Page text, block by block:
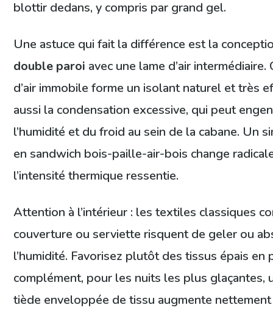
blottir dedans, y compris par grand gel.
Une astuce qui fait la différence est la
double paroi avec une lame d’air
d’air immobile forme un isolant naturel et très
aussi la condensation excessive, qui peut
l’humidité et du froid au sein de la cabane. Un
en sandwich bois-paille-air-bois change
l’intensité thermique ressentie.
Attention à l’intérieur : les textiles classiques
couverture ou serviette risquent de geler ou
l’humidité. Favorisez plutôt des tissus épais en
complément, pour les nuits les plus glaçantes,
tiède enveloppée de tissu augmente